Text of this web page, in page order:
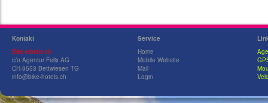
Kontakt
Bike-Hotels.ch
c/o Agentur Felix AG
CH-9553 Bettwiesen TG
info@bike-hotels.ch
Service
Home
Mobile Website
Mail
Login